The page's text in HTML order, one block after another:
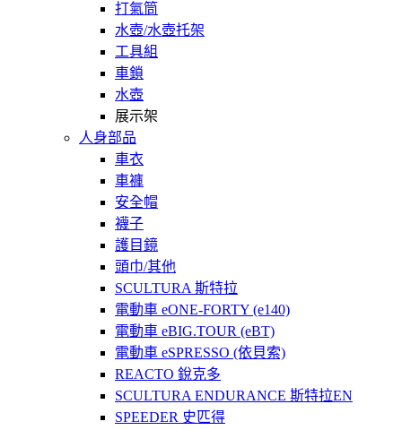
打氣筒
水壺/水壺托架
工具組
車鎖
水壺
展示架
人身部品
車衣
車褲
安全帽
襪子
護目鏡
頭巾/其他
SCULTURA 斯特拉
電動車 eONE-FORTY (e140)
電動車 eBIG.TOUR (eBT)
電動車 eSPRESSO (依貝索)
REACTO 銳克多
SCULTURA ENDURANCE 斯特拉EN
SPEEDER 史匹得